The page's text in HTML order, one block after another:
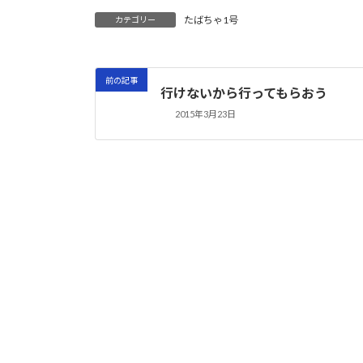
カテゴリー たばちゃ1号
前の記事
行けないから行ってもらおう
2015年3月23日